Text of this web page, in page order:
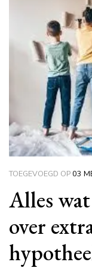
TOEGEVOEGD OP03
Alles
over